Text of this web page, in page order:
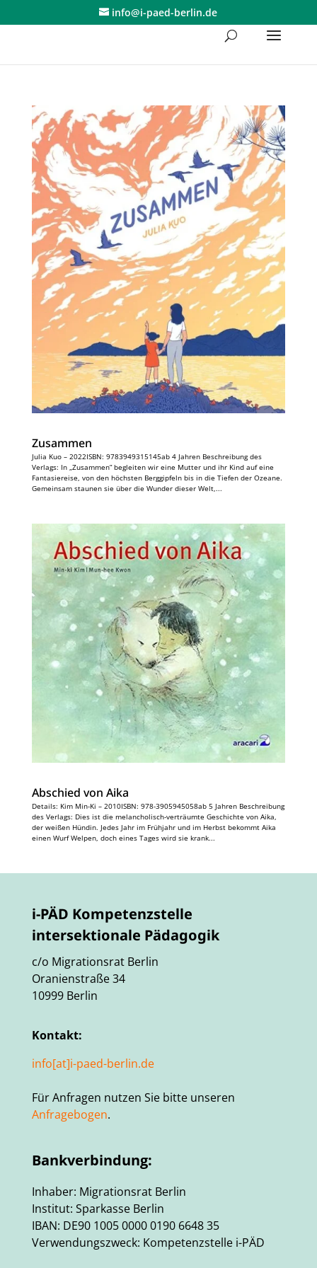
info@i-paed-berlin.de
Zusammen
Julia Kuo – 2022ISBN: 9783949315145ab 4 Jahren Beschreibung des
Verlags: In „Zusammen” begleiten wir eine Mutter und ihr Kind auf eine
Fantasiereise, von den höchsten Berggipfeln bis in die Tiefen der Ozeane.
Gemeinsam staunen sie über die Wunder dieser Welt,...
Abschied von Aika
Details: Kim Min-Ki – 2010ISBN: 978-3905945058ab 5 Jahren Beschreibung
des Verlags: Dies ist die melancholisch-verträumte Geschichte von Aika,
der weißen Hündin. Jedes Jahr im Frühjahr und im Herbst bekommt Aika
einen Wurf Welpen, doch eines Tages wird sie krank...
i-PÄD Kompetenzstelle
intersektionale Pädagogik
c/o Migrationsrat Berlin
Oranienstraße 34
10999 Berlin
Kontakt:
info[at]i-paed-berlin.de
Für Anfragen nutzen Sie bitte unseren
Anfragebogen.
Bankverbindung:
Inhaber: Migrationsrat Berlin
Institut: Sparkasse Berlin
IBAN: DE90 1005 0000 0190 6648 35
Verwendungszweck: Kompetenzstelle i-PÄD